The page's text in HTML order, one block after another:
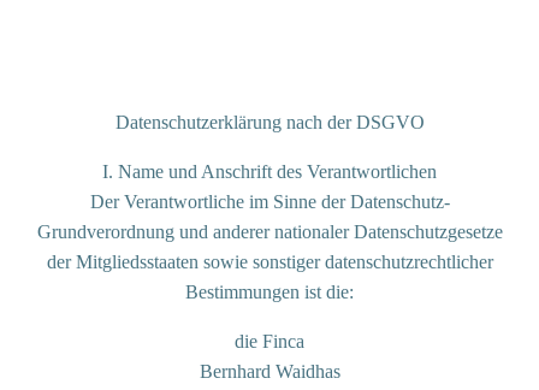
Datenschutzerklärung nach der DSGVO
I. Name und Anschrift des Verantwortlichen
Der Verantwortliche im Sinne der Datenschutz-
Grundverordnung und anderer nationaler Datenschutzgesetze
der Mitgliedsstaaten sowie sonstiger datenschutzrechtlicher
Bestimmungen ist die:
die Finca
Bernhard Waidhas